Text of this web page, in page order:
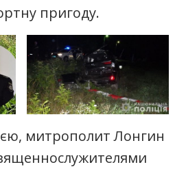
пригоду.
митрополит Лонгин